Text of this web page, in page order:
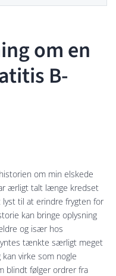
om en
B-
om min elskede
ærligt talt længe kredset
til at erindre frygten for
kan bringe oplysning
og især hos
tænkte særligt meget
virke som nogle
blindt følger ordrer fra